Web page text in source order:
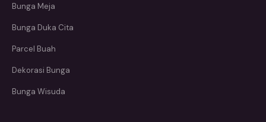
Bunga Meja
Bunga Duka Cita
Parcel Buah
Dekorasi Bunga
Bunga Wisuda